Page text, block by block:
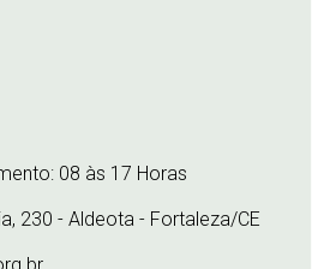
08 às 17 Horas
230 - Aldeota - Fortaleza/CE